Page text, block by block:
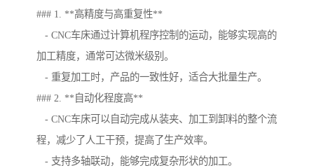
### 1. **高精度与高重复性**
- CNC车床通过计算机程序控制的运动，能够实现高的
加工精度，通常可达微米级别。
- 重复加工时，产品的一致性好，适合大批量生产。
### 2. **自动化程度高**
- CNC车床可以自动完成从装夹、加工到卸料的整个流
程，减少了人工干预，提高了生产效率。
- 支持多轴联动，能够完成复杂形状的加工。